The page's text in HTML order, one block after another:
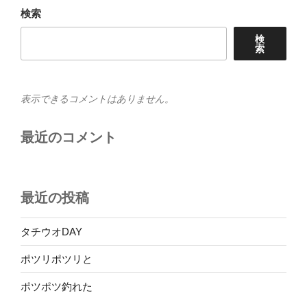
ン
検索
検
索
表示できるコメントはありません。
最近のコメント
最近の投稿
タチウオDAY
ポツリポツリと
ポツポツ釣れた